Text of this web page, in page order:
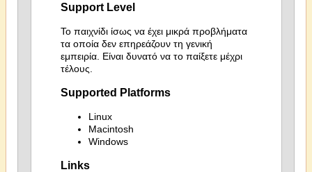
Support Level
Το παιχνίδι ίσως να έχει μικρά προβλήματα
τα οποία δεν επηρεάζουν τη γενική
εμπειρία. Είναι δυνατό να το παίξετε μέχρι
τέλους.
Supported Platforms
Linux
Macintosh
Windows
Links